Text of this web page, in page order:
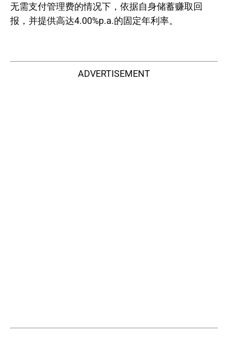
无需支付管理费的情况下，依据自身储蓄赚取回
报，并提供高达4.00%p.a.的固定年利率。
ADVERTISEMENT